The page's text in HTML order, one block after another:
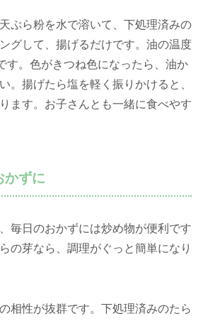
ぷら粉を水で溶いて、下処理済みの
グして、揚げるだけです。油の温度
す。色がきつね色になったら、油か
。揚げたら塩を軽く振りかけると、
ます。お子さんとも一緒に食べやす
かずに
毎日のおかずには炒め物が便利です
の芽なら、調理がぐっと簡単になり
相性が抜群です。下処理済みのたら